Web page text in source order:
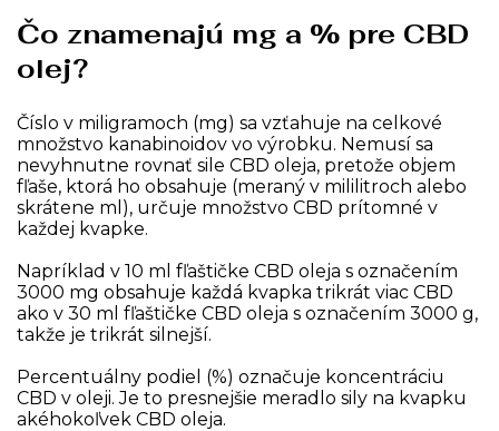
Čo znamenajú mg a % pre CBD
olej?
Číslo v miligramoch (mg) sa vzťahuje na celkové
množstvo kanabinoidov vo výrobku. Nemusí sa
nevyhnutne rovnať sile CBD oleja, pretože objem
fľaše, ktorá ho obsahuje (meraný v mililitroch alebo
skrátene ml), určuje množstvo CBD prítomné v
každej kvapke.
Napríklad v 10 ml fľaštičke CBD oleja s označením
3000 mg obsahuje každá kvapka trikrát viac CBD
ako v 30 ml fľaštičke CBD oleja s označením 3000 g,
takže je trikrát silnejší.
Percentuálny podiel (%) označuje koncentráciu
CBD v oleji. Je to presnejšie meradlo sily na kvapku
akéhokoľvek CBD oleja.